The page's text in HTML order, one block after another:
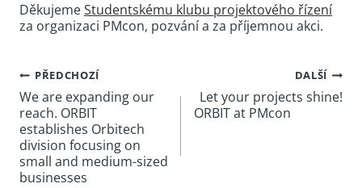
DěkujemeStudentskému klubu projektového řízení
za organizaci PMcon, pozvání a za příjemnou akci.
Navigace
pro
příspěvek
PŘEDCHOZÍ
We are expanding our
reach. ORBIT
establishes Orbitech
division focusing on
small and medium-sized
businesses
DALŠÍ
Let your projects shine!
ORBIT at PMcon‏‏‎ ‎‏‏‎ ‎‏‏‎ ‎‏‏‎ ‎‏‏‎ ‎‏‏‎ ‎‏‏‎ ‎‏‏‎ ‎‏‏‎ ‎‏‏‎ ‎‏‏‎ ‎‏‏‎ ‎‏‏‎ ‎‏‏‎ ‎‏‏‎ ‎‏‏‎ ‎‏‏‎